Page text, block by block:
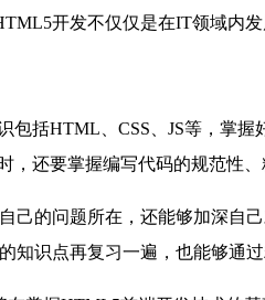
开发不仅仅是在IT领域内发
括HTML、CSS、JS等，掌握
还要掌握编写代码的规范性、
的问题所在，还能够加深自
识点再复习一遍，也能够通